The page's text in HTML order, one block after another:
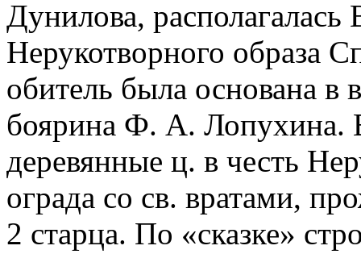
Дунилова, располагалась
Нерукотворного образа
обитель была основана в
боярина Ф. А. Лопухина.
деревянные ц. в честь
ограда со св. вратами,
2 старца. По «сказке»